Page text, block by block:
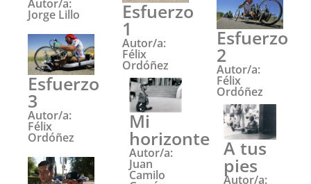
Autor/a:
Jorge Lillo
Esfuerzo
3
Autor/a:
Félix
Ordóñez
Esfuerzo
1
Autor/a:
Félix
Ordóñez
Mi
horizonte
Autor/a:
Juan
Camilo
Esfuerzo
2
Autor/a:
Félix
Ordóñez
A tus
pies
Autor/a: